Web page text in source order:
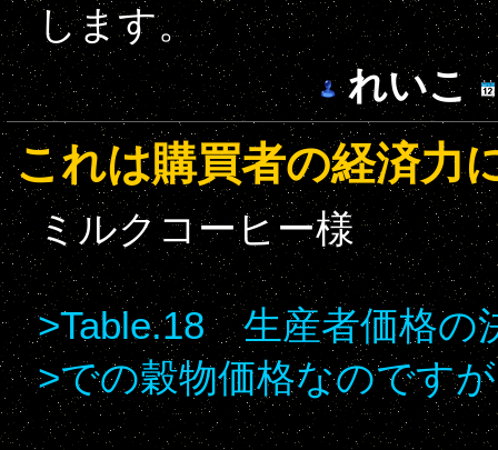
します。
れいこ
これは購買者の経済力
ミルクコーヒー様
>Table.18 生産者価格の
>での穀物価格なのですが